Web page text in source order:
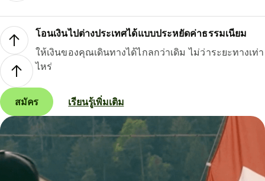
โอนเงินไปต่างประเทศได้แบบประหยัดค่าธรรมเนียม
ให้เงินของคุณเดินทางได้ไกลกว่าเดิม ไม่ว่าระยะทางเท่า
ไหร่
สมัคร เรียนรู้เพิ่มเติม